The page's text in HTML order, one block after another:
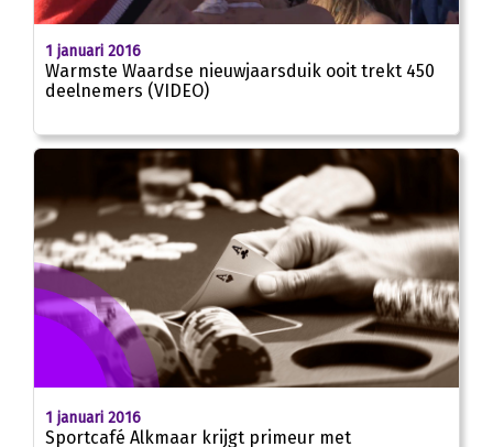
1 januari 2016
Warmste Waardse nieuwjaarsduik ooit trekt 450
deelnemers (VIDEO)
1 januari 2016
Sportcafé Alkmaar krijgt primeur met